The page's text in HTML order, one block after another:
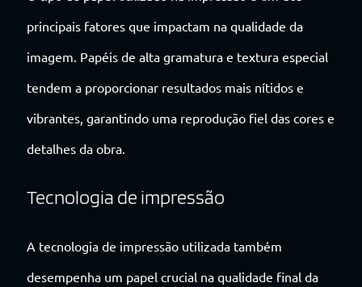
principais fatores que impactam na qualidade da
imagem. Papéis de alta gramatura e textura especial
tendem a proporcionar resultados mais nítidos e
vibrantes, garantindo uma reprodução fiel das cores e
detalhes da obra.
Tecnologia de impressão
A tecnologia de impressão utilizada também
desempenha um papel crucial na qualidade final da